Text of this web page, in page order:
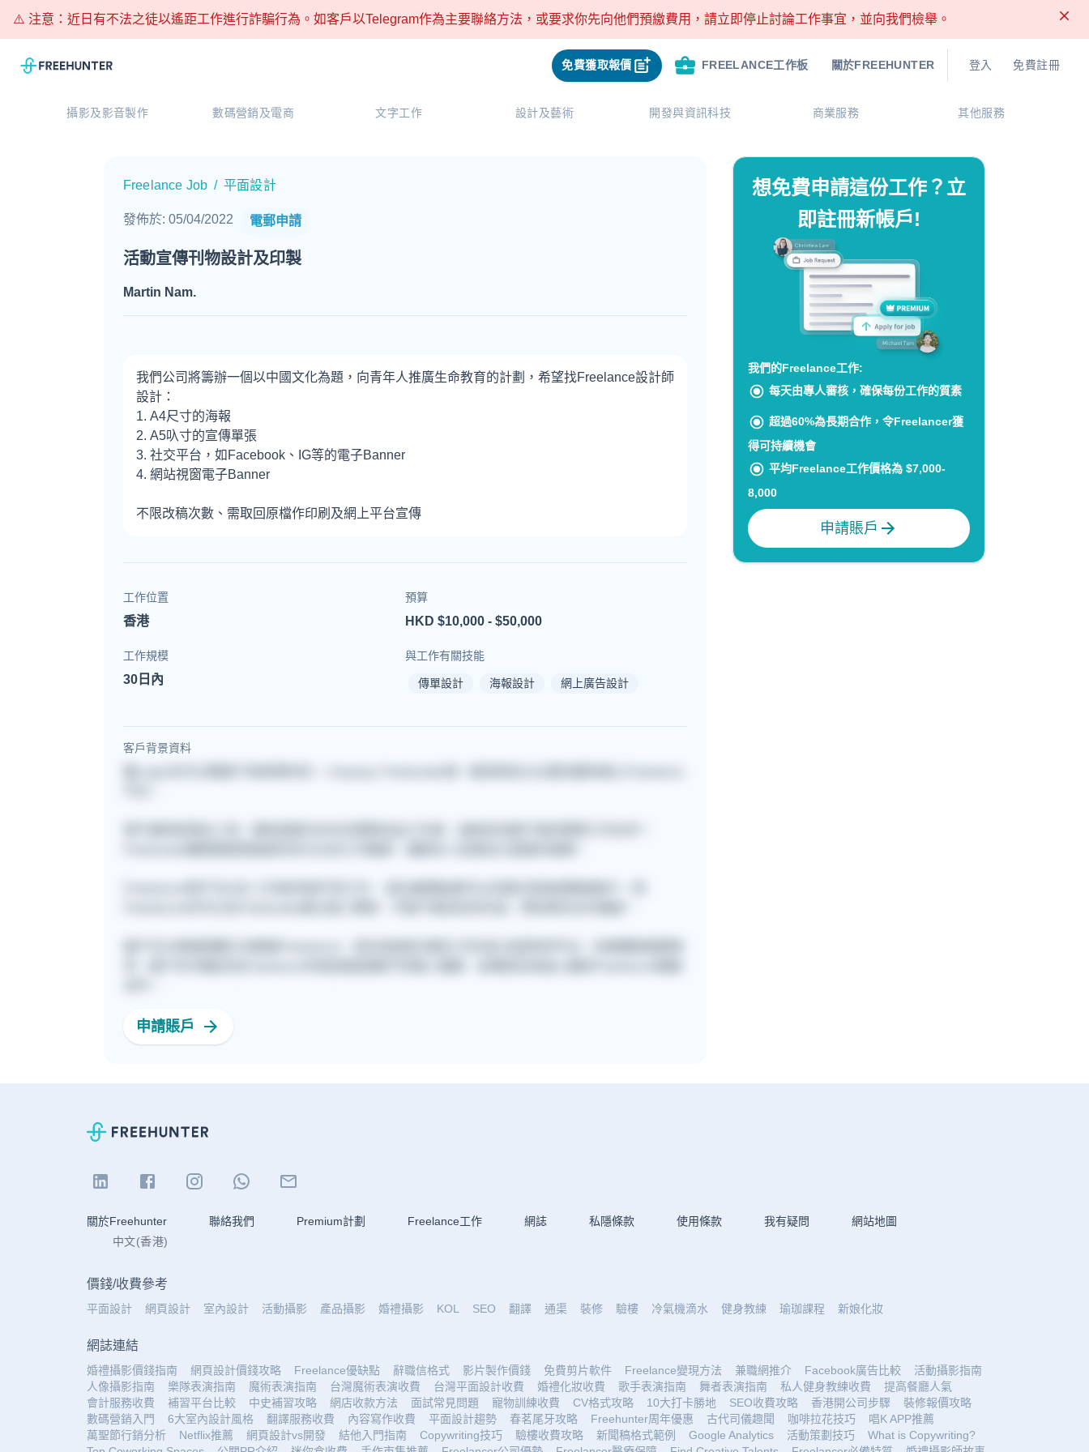
⚠️ 注意：近日有不法之徒以遙距工作進行詐騙行為。如客戶以Telegram作為主要聯絡方法，或要求你先向他們預繳費用，請立即停止討論工作事宜，並向我們檢舉。
免費獲取報價 FREELANCE工作板 關於FREEHUNTER 登入 免費註冊
攝影及影音製作 數碼營銷及電商 文字工作 設計及藝術 開發與資訊科技 商業服務 其他服務
Freelance Job / 平面設計
發佈於: 05/04/2022 電郵申請
活動宣傳刊物設計及印製
Martin Nam.
我們公司將籌辦一個以中國文化為題，向青年人推廣生命教育的計劃，希望找Freelance設計師
設計：
1. A4尺寸的海報
2. A5叺寸的宣傳單張
3. 社交平台，如Facebook、IG等的電子Banner
4. 網站視窗電子Banner
不限改稿次數、需取回原檔作印刷及網上平台宣傳
工作位置
香港
工作規模
30日內
預算
HKD $10,000 - $50,000
與工作有關技能
傳單設計 海報設計 網上廣告設計
客戶背景資料
申請賬戶
想免費申請這份工作？立
即註冊新帳戶!
我們的Freelance工作:
每天由專人審核，確保每份工作的質素
超過60%為長期合作，令Freelancer獲
得可持續機會
平均Freelance工作價格為 $7,000-
8,000
申請賬戶
關於Freehunter 聯絡我們 Premium計劃 Freelance工作 網誌 私隱條款 使用條款 我有疑問
網站地圖
中文(香港)
價錢/收費參考
平面設計 網頁設計 室內設計 活動攝影 產品攝影 婚禮攝影 KOL SEO 翻譯 通渠 裝修 驗樓 冷氣機滴水 健身教練 瑜珈課程 新娘化妝
網誌連結
婚禮攝影價錢指南 網頁設計價錢攻略 Freelance優缺點 辭職信格式 影片製作價錢 免費剪片軟件 Freelance變現方法 兼職網推介 Facebook廣告比較
活動攝影指南
人像攝影指南
樂隊表演指南 魔術表演指南 台灣魔術表演收費 台灣平面設計收費 婚禮化妝收費 歌手表演指南 舞者表演指南 私人健身教練收費
提高餐廳人氣
會計服務收費
補習平台比較 中史補習攻略 網店收款方法 面試常見問題 寵物訓練收費 CV格式攻略 10大打卡勝地 SEO收費攻略 香港開公司步驟
裝修報價攻略
數碼營銷入門
6大室內設計風格 翻譯服務收費 內容寫作收費 平面設計趨勢 春茗尾牙攻略 Freehunter周年優惠 古代司儀趣聞 咖啡拉花技巧
唱K APP推薦
萬聖節行銷分析
Netflix推薦 網頁設計vs開發 結他入門指南 Copywriting技巧 驗樓收費攻略 新聞稿格式範例 Google Analytics 活動策劃技巧
What is Copywriting?